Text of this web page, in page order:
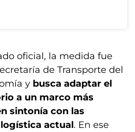
oficial, la medida fue
de Transporte del
y busca adaptar el
a un marco más
sintonía con las
actual. En ese